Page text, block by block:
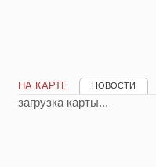
НА КАРТЕ НОВОСТИ
загрузка карты...